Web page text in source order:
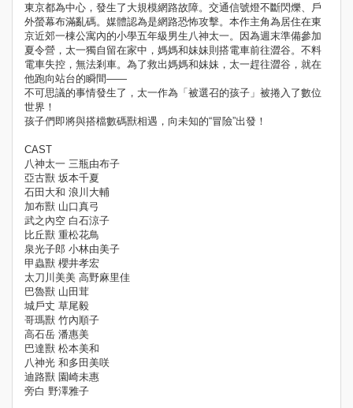
東京都為中心，發生了大規模網路故障。交通信號燈不斷閃爍、戶
外螢幕布滿亂碼。媒體認為是網路恐怖攻擊。本作主角為居住在東
京近郊一棟公寓內的小學五年級男生八神太一。因為週末準備參加
夏令營，太一獨自留在家中，媽媽和妹妹則搭電車前往澀谷。不料
電車失控，無法剎車。為了救出媽媽和妹妹，太一趕往澀谷，就在
他跑向站台的瞬間——
不可思議的事情發生了，太一作為「被選召的孩子」被捲入了數位
世界！
孩子們即將與搭檔數碼獸相遇，向未知的“冒險”出發！
CAST
八神太一 三瓶由布子
亞古獸 坂本千夏
石田大和 浪川大輔
加布獸 山口真弓
武之內空 白石涼子
比丘獸 重松花鳥
泉光子郎 小林由美子
甲蟲獸 櫻井孝宏
太刀川美美 高野麻里佳
巴魯獸 山田茸
城戶丈 草尾毅
哥瑪獸 竹內順子
高石岳 潘惠美
巴達獸 松本美和
八神光 和多田美咲
迪路獸 園崎未惠
旁白 野澤雅子